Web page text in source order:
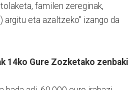
familen zereginak,
argitu eta azaltzeko" izango da
14ko Gure Zozketako zenbaki